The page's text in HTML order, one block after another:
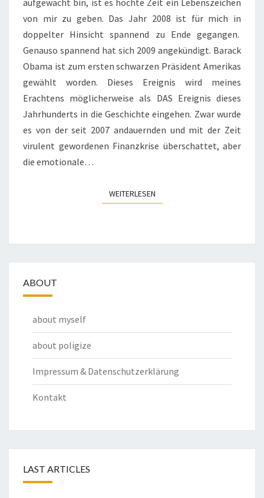
aufgewacht bin, ist es höchte Zeit ein Lebenszeichen
von mir zu geben. Das Jahr 2008 ist für mich in
doppelter Hinsicht spannend zu Ende gegangen.
Genauso spannend hat sich 2009 angekündigt. Barack
Obama ist zum ersten schwarzen Präsident Amerikas
gewählt worden. Dieses Ereignis wird meines
Erachtens möglicherweise als DAS Ereignis dieses
Jahrhunderts in die Geschichte eingehen. Zwar wurde
es von der seit 2007 andauernden und mit der Zeit
virulent gewordenen Finanzkrise überschattet, aber
die emotionale…
WEITERLESENWEITERLESEN
ABOUT
about myself
about poligize
Impressum & Datenschutzerklärung
Kontakt
LAST ARTICLES